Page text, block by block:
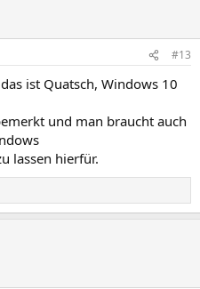
#13
ist Quatsch, Windows 10
und man braucht auch
lassen hierfür.